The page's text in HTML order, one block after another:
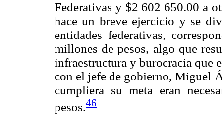
Federativas y $2 602 650.00 a
hace un breve ejercicio y se
entidades federativas,
millones de pesos, algo que
infraestructura y burocracia que
con el jefe de gobierno, Miguel
cumpliera su meta eran
pesos.46